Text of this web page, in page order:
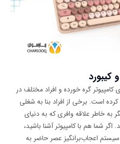
کامپیوتر گره خورده و افراد مختلف در
است. برخی از افراد بنا به شغلی
به خاطر علاقه وافری که به دنیای
اگر شما هم با کامپیوتر آشنا باشید،
سیستم اعجاب‌برانگیز عصر حاضر به